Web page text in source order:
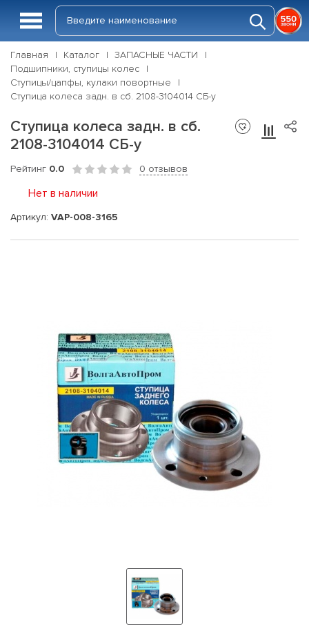
Главная Каталог
ЗАПАСНЫЕ ЧАСТИ
Подшипники, ступицы колес
Ступицы/цапфы, кулаки повортные
Ступица колеса задн. в сб. 2108-3104014 СБ-у
Ступица колеса задн. в сб.
2108-3104014 СБ-у
Рейтинг 0.0 0 отзывов
Нет в наличии
Артикул: VAP-008-3165